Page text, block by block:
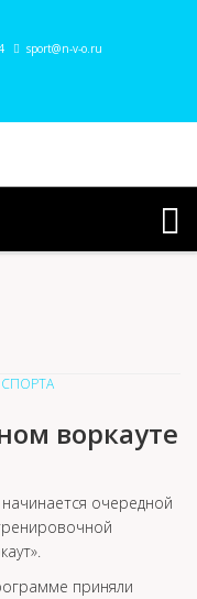
sport@n-v-o.ru
воркауте
очередной
приняли